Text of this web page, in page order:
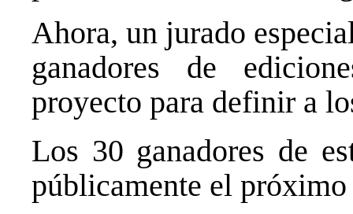
Ahora, un jurado
ganadores de
proyecto para definir a
Los 30 ganadores de
públicamente el próximo